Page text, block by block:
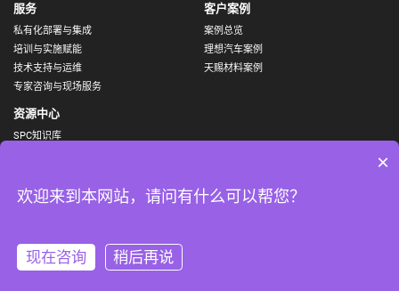
服务
私有化部署与集成
培训与实施赋能
技术支持与运维
专家咨询与现场服务
客户案例
案例总览
理想汽车案例
天赐材料案例
资源中心
SPC知识库
SPC更新日志
Copyright © 2019广州市斌果信息科技有限公司
联系我们|粤ICP备2023000328号-1
×
欢迎来到本网站，请问有什么可以帮您？
现在咨询 稍后再说